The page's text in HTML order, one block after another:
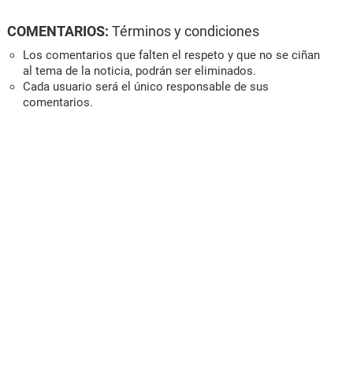
COMENTARIOS: Términos y condiciones
Los comentarios que falten el respeto y que no se ciñan
al tema de la noticia, podrán ser eliminados.
Cada usuario será el único responsable de sus
comentarios.